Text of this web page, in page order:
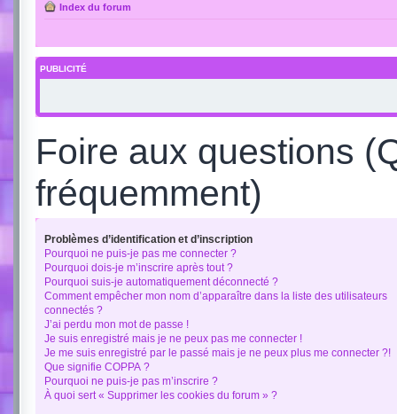
Index du forum
PUBLICITÉ
Foire aux questions
fréquemment)
Problèmes d’identification et d’inscription
Pourquoi ne puis-je pas me connecter ?
Pourquoi dois-je m’inscrire après tout ?
Pourquoi suis-je automatiquement déconnecté ?
Comment empêcher mon nom d’apparaître dans la liste des utilisateurs
connectés ?
J’ai perdu mon mot de passe !
Je suis enregistré mais je ne peux pas me connecter !
Je me suis enregistré par le passé mais je ne peux plus me connecter ?!
Que signifie COPPA ?
Pourquoi ne puis-je pas m’inscrire ?
À quoi sert « Supprimer les cookies du forum » ?